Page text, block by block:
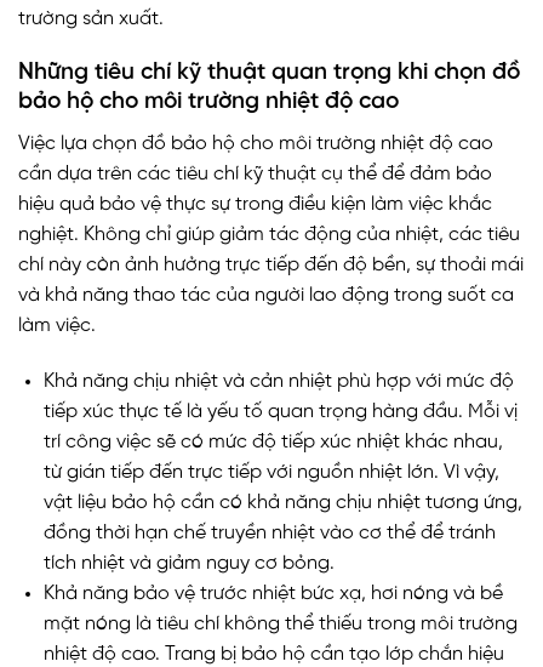
trường sản xuất.
Những tiêu chí kỹ thuật quan trọng khi chọn đồ
bảo hộ cho môi trường nhiệt độ cao
Việc lựa chọn đồ bảo hộ cho môi trường nhiệt độ cao
cần dựa trên các tiêu chí kỹ thuật cụ thể để đảm bảo
hiệu quả bảo vệ thực sự trong điều kiện làm việc khắc
nghiệt. Không chỉ giúp giảm tác động của nhiệt, các tiêu
chí này còn ảnh hưởng trực tiếp đến độ bền, sự thoải mái
và khả năng thao tác của người lao động trong suốt ca
làm việc.
Khả năng chịu nhiệt và cản nhiệt phù hợp với mức độ
tiếp xúc thực tế là yếu tố quan trọng hàng đầu. Mỗi vị
trí công việc sẽ có mức độ tiếp xúc nhiệt khác nhau,
từ gián tiếp đến trực tiếp với nguồn nhiệt lớn. Vì vậy,
vật liệu bảo hộ cần có khả năng chịu nhiệt tương ứng,
đồng thời hạn chế truyền nhiệt vào cơ thể để tránh
tích nhiệt và giảm nguy cơ bỏng.
Khả năng bảo vệ trước nhiệt bức xạ, hơi nóng và bề
mặt nóng là tiêu chí không thể thiếu trong môi trường
nhiệt độ cao. Trang bị bảo hộ cần tạo lớp chắn hiệu